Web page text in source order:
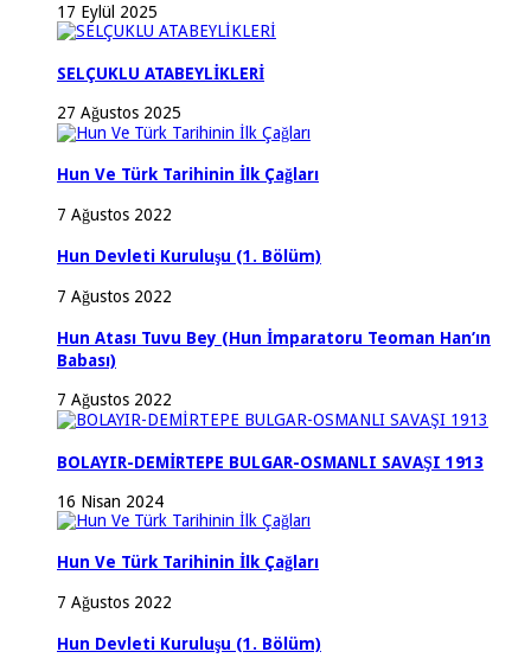
17 Eylül 2025
SELÇUKLU ATABEYLİKLERİ
27 Ağustos 2025
Hun Ve Türk Tarihinin İlk Çağları
7 Ağustos 2022
Hun Devleti Kuruluşu (1. Bölüm)
7 Ağustos 2022
Hun Atası Tuvu Bey (Hun İmparatoru Teoman Han’ın
Babası)
7 Ağustos 2022
BOLAYIR-DEMİRTEPE BULGAR-OSMANLI SAVAŞI 1913
16 Nisan 2024
Hun Ve Türk Tarihinin İlk Çağları
7 Ağustos 2022
Hun Devleti Kuruluşu (1. Bölüm)